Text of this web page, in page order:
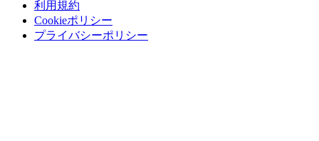
利用規約
Cookieポリシー
プライバシーポリシー